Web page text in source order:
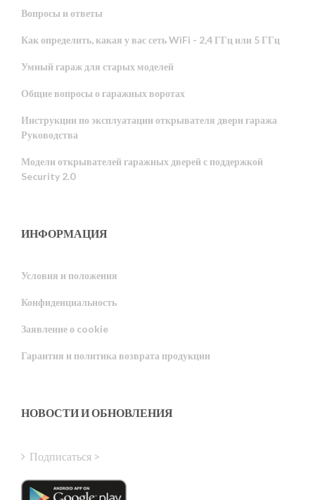
Вопросы и ответы
Как определить, какая у вас сеть WiFi - 2,4 ГГц или 5 ГГц
Умный гараж для старых моделей
Общие вопросы о гаражных воротах
Инструкции по эксплуатации открывателя двери гаража
Руководства
Модели открывателей гаражных дверей с поддержкой
Security 2.0
ИНФОРМАЦИЯ
Условия и положения
Конфиденциальность
Заявление о cookie
Гарантия и политика возврата продукции
НОВОСТИ И ОБНОВЛЕНИЯ
Подписаться >